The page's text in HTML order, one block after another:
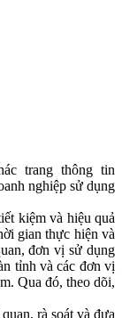
trang thông tin
nghiệp sử dụng
kiệm và hiệu quả
gian thực hiện và
đơn vị sử dụng
tỉnh và các đơn vị
Qua đó, theo dõi,
rà soát và đưa